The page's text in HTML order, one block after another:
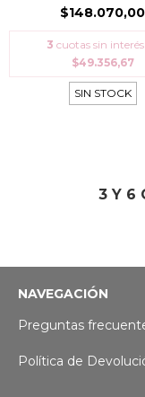
$148.070,00
3 cuotas sin
$49.356,67
SIN STOCK
3 Y 6
NAVEGACIÓN
Preguntas
Política de